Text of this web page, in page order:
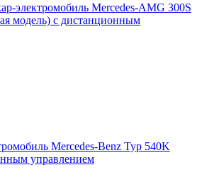
электромобиль Mercedes-AMG 300S
модель) с дистанционным
Mercedes-Benz Typ 540K
управлением